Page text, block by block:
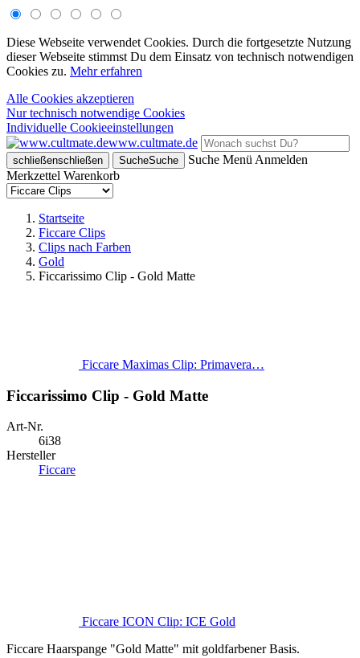
Diese Webseite verwendet Cookies. Durch die fortgesetzte Nutzung
dieser Webseite stimmst Du dem Einsatz von technisch notwendigen
Cookies zu. Mehr erfahren
Alle Cookies akzeptieren
Nur technisch notwendige Cookies
Individuelle Cookieeinstellungen
www.cultmate.de
schließenschließen SucheSuche Suche Menü Anmelden
Merkzettel Warenkorb
Startseite
Ficcare Clips
Clips nach Farben
Gold
Ficcarissimo Clip - Gold Matte
Ficcare Maximas Clip: Primavera…
Ficcarissimo Clip - Gold Matte
Art-Nr.
6i38
Hersteller
Ficcare
Ficcare ICON Clip: ICE Gold
Ficcare Haarspange "Gold Matte" mit goldfarbener Basis.